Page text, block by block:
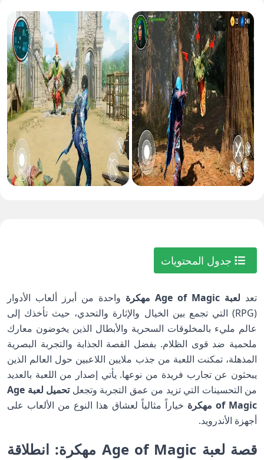
جدول المحتويات
تعد لعبة Age of Magic مهكرة
واحدة من أبرز ألعاب الأدوار
(RPG) التي تجمع بين الخيال والإثارة والتحدي، حيث تأخذك إلى
عالم مليء بالمخلوقات السحرية والأبطال الذين يخوضون معارك
ملحمية ضد قوى الظلام. بفضل القصة الجذابة والتجربة البصرية
المذهلة، تمكنت اللعبة من جذب ملايين اللاعبين حول العالم الذين
يبحثون عن تجارب فريدة من نوعها. يأتي إصدار من اللعبة بالعديد
من التحسينات التي تزيد من عمق التجربة وتجعل
تحميل لعبة Age
of Magic مهكرة
خياراً مثالياً لعشاق هذا النوع من الألعاب على
أجهزة الأندرويد.
قصة لعبة Age of Magic مهكرة: انطلاقة